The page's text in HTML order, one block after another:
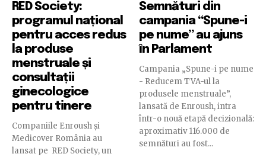
RED Society:
programul național
pentru acces redus
la produse
menstruale și
consultații
ginecologice
pentru tinere
Companiile Enroush și
Medicover România au
lansat pe RED Society, un
Semnături din
campania “Spune-i
pe nume” au ajuns
în Parlament
Campania „Spune-i pe nume
- Reducem TVA-ul la
produsele menstruale”,
lansată de Enroush, intra
într-o nouă etapă decizională:
aproximativ 116.000 de
semnături au fost...